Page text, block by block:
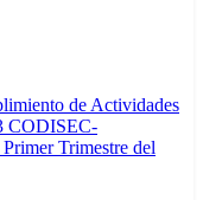
de Actividades
CODISEC-
Trimestre del